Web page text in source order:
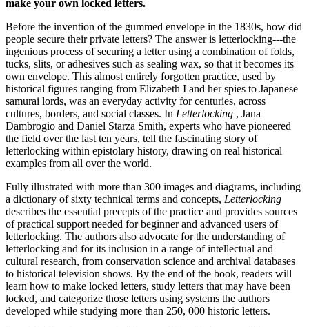
make your own locked letters.
Before the invention of the gummed envelope in the 1830s, how did
people secure their private letters? The answer is letterlocking---the
ingenious process of securing a letter using a combination of folds,
tucks, slits, or adhesives such as sealing wax, so that it becomes its
own envelope. This almost entirely forgotten practice, used by
historical figures ranging from Elizabeth I and her spies to Japanese
samurai lords, was an everyday activity for centuries, across
cultures, borders, and social classes. In Letterlocking , Jana
Dambrogio and Daniel Starza Smith, experts who have pioneered
the field over the last ten years, tell the fascinating story of
letterlocking within epistolary history, drawing on real historical
examples from all over the world.
Fully illustrated with more than 300 images and diagrams, including
a dictionary of sixty technical terms and concepts, Letterlocking
describes the essential precepts of the practice and provides sources
of practical support needed for beginner and advanced users of
letterlocking. The authors also advocate for the understanding of
letterlocking and for its inclusion in a range of intellectual and
cultural research, from conservation science and archival databases
to historical television shows. By the end of the book, readers will
learn how to make locked letters, study letters that may have been
locked, and categorize those letters using systems the authors
developed while studying more than 250, 000 historic letters.